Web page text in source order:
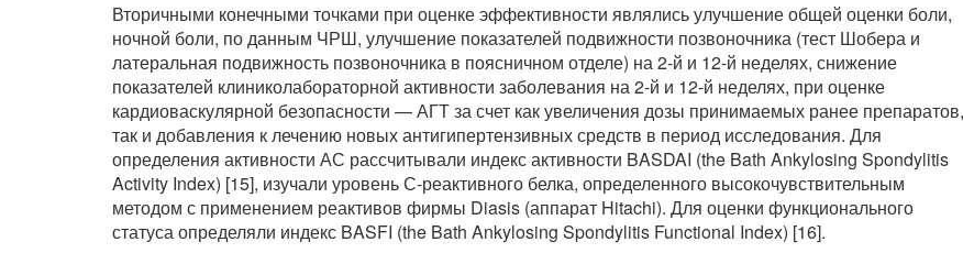
Вторичными конечными точками при оценке эффективности являлись улучшение общей оценки боли,
ночной боли, по данным ЧРШ, улучшение показателей подвижности позвоночника (тест Шобера и
латеральная подвижность позвоночника в поясничном отделе) на 2-й и 12-й неделях, снижение
показателей клиниколабораторной активности заболевания на 2-й и 12-й неделях, при оценке
кардиоваскулярной безопасности — АГТ за счет как увеличения дозы принимаемых ранее препаратов,
так и добавления к лечению новых антигипертензивных средств в период исследования. Для
определения активности АС рассчитывали индекс активности BASDAI (the Bath Ankylosing Spondylitis
Activity Index) [15], изучали уровень С-реактивного белка, определенного высокочувствительным
методом с применением реактивов фирмы Diasis (аппарат Hitachi). Для оценки функционального
статуса определяли индекс BASFI (the Bath Ankylosing Spondylitis Functional Index) [16].